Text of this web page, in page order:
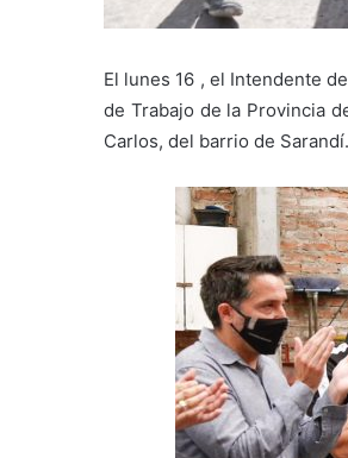
El lunes 16 , el Intendente
de Trabajo de la Provincia
Carlos, del barrio de Sarandí.